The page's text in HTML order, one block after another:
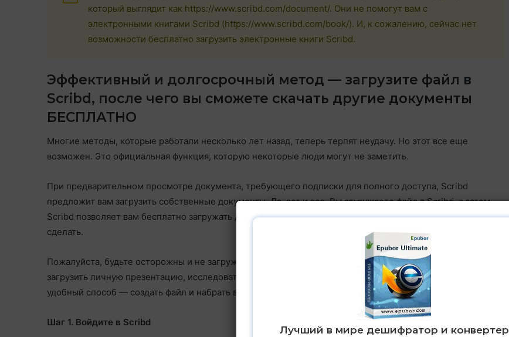
который выглядит как https://www.scribd.com/document/. Они не помогут вам с
электронными книгами Scribd (https://www.scribd.com/book/). И, к сожалению, сейчас нет
возможности бесплатно загрузить электронные книги Scribd.
Эффективный и долгосрочный метод — загрузите файл в
Scribd, после чего вы сможете скачать другие документы
БЕСПЛАТНО
Многие методы, которые работали несколько лет назад, теперь терпят неудачу. Но этот все еще
возможен. Это официальная функция, которую некоторые люди могут не заметить.
При предварительном просмотре документа, требующего подписки для полного доступа, Scribd
предложит вам загрузить собственные документы. Да, вот и все. Вы загружаете файл в Scribd, а затем
Scribd позволяет вам бесплатно загружать другие. Очень просто. Мы пошагово расскажем, как это
сделать.
Пожалуйста, будьте осторожны и не загружайте несанкционированные письменные работы. Вы можете
загрузить личную презентацию, исследовательскую работу, юридический документ и т. д. Более
удобный способ — создать файл и набрать в нем несколько слов для загрузки.
Шаг 1. Войдите в Scribd
Лучший в мире дешифратор и конвертер